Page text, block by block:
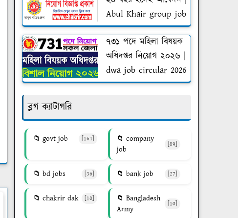
Abul Khair group job
৭৩১ পদে মহিলা বিষয়ক
অধিদপ্তর নিয়োগ ২০২৬ |
dwa job circular 2026
ব্লগ ক্যাটাগরি
govt job [164]
company
job
[89]
bd jobs [36] bank job [27]
chakrir dak [18]
Bangladesh
Army
[10]